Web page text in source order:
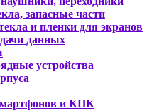
запасные части
и пленки для экранов
данных
устройства
и КПК